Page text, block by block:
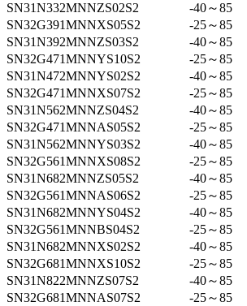
SN31N332MNNZS02S2
-40～85
SN32G391MNNXS05S2
-25～85
SN31N392MNNZS03S2
-40～85
SN32G471MNNYS10S2
-25～85
SN31N472MNNYS02S2
-40～85
SN32G471MNNXS07S2
-25～85
SN31N562MNNZS04S2
-40～85
SN32G471MNNAS05S2
-25～85
SN31N562MNNYS03S2
-40～85
SN32G561MNNXS08S2
-25～85
SN31N682MNNZS05S2
-40～85
SN32G561MNNAS06S2
-25～85
SN31N682MNNYS04S2
-40～85
SN32G561MNNBS04S2
-25～85
SN31N682MNNXS02S2
-40～85
SN32G681MNNXS10S2
-25～85
SN31N822MNNZS07S2
-40～85
SN32G681MNNAS07S2
-25～85